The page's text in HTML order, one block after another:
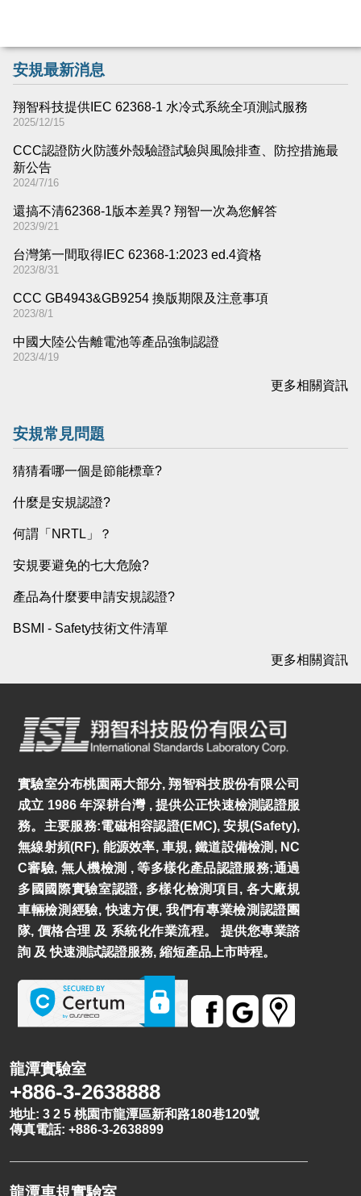
安規最新消息
翔智科技提供IEC 62368-1 水冷式系統全項測試服務
2025/12/15
CCC認證防火防護外殼驗證試驗與風險排查、防控措施最
新公告
2024/7/16
還搞不清62368-1版本差異​? 翔智一次為您解答
2023/9/21
台灣第一間取得IEC 62368-1:2023 ed.4資格
2023/8/31
CCC GB4943&GB9254 換版期限及注意事項
2023/8/1
中國大陸公告離電池等產品強制認證
2023/4/19
更多相關資訊
安規常見問題
猜猜看哪一個是節能標章?
什麼是安規認證?
何謂「NRTL」？
安規要避免的七大危險?
產品為什麼要申請安規認證?
BSMI - Safety技術文件清單
更多相關資訊
實驗室分布桃園兩大部分, 翔智科技股份有限公司
成立 1986 年深耕台灣 , 提供公正快速檢測認證服
務。主要服務:電磁相容認證(EMC), 安規(Safety),
無線射頻(RF), 能源效率, 車規, 鐵道設備檢測, NC
C審驗, 無人機檢測 , 等多樣化產品認證服務;通過
多國國際實驗室認證, 多樣化檢測項目, 各大廠規
車輛檢測經驗, 快速方便, 我們有專業檢測認證團
隊, 價格合理 及 系統化作業流程。 提供您專業諮
詢 及 快速測試認證服務, 縮短產品上市時程。
龍潭實驗室
+886-3-2638888
地址: 3 2 5 桃園市龍潭區新和路180巷120號
傳真電話: +886-3-2638899
龍潭車規實驗室